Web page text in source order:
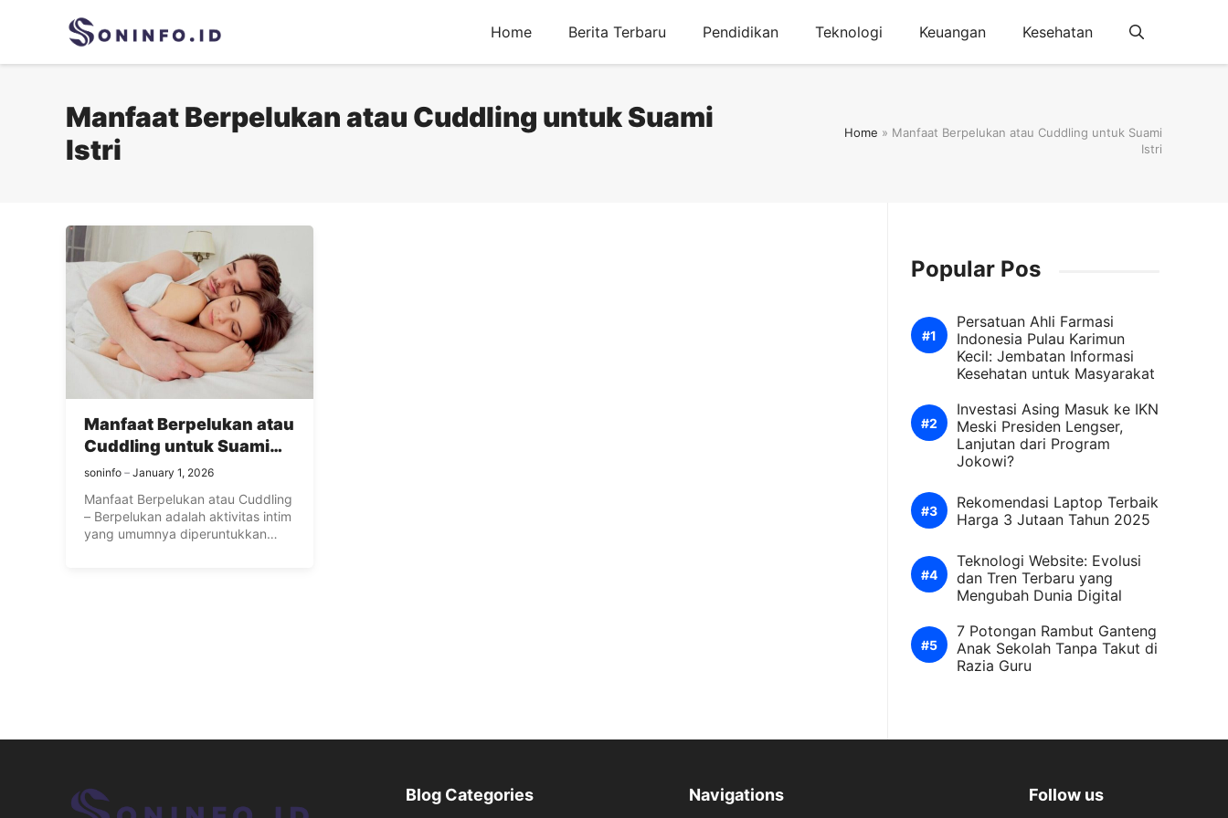
Home Berita Terbaru Pendidikan Teknologi Keuangan Kesehatan
Manfaat Berpelukan atau Cuddling untuk Suami
Istri
Home » Manfaat Berpelukan atau Cuddling untuk Suami
Istri
Manfaat Berpelukan atau
Cuddling untuk Suami
Istri
soninfo January 1, 2026
Manfaat Berpelukan atau Cuddling
– Berpelukan adalah aktivitas intim
yang umumnya diperuntukkan
Popular Pos
Persatuan Ahli Farmasi
Indonesia Pulau Karimun
Kecil: Jembatan Informasi
Kesehatan untuk Masyarakat
Investasi Asing Masuk ke IKN
Meski Presiden Lengser,
Lanjutan dari Program
Jokowi?
Rekomendasi Laptop Terbaik
Harga 3 Jutaan Tahun 2025
Teknologi Website: Evolusi
dan Tren Terbaru yang
Mengubah Dunia Digital
7 Potongan Rambut Ganteng
Anak Sekolah Tanpa Takut di
Razia Guru
Blog Categories Navigations Follow us